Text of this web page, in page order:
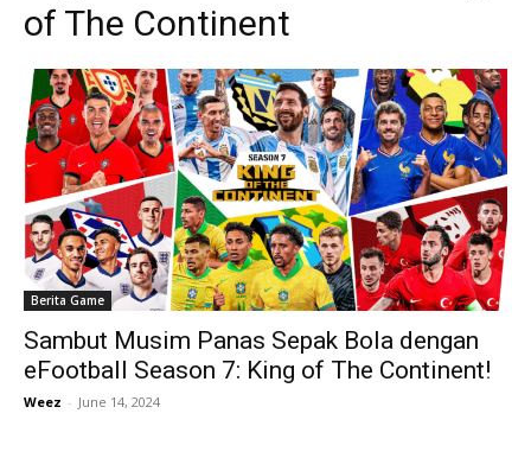
of The Continent
Berita Game
Sambut Musim Panas Sepak Bola dengan
eFootball Season 7: King of The Continent!
Weez - June 14, 2024